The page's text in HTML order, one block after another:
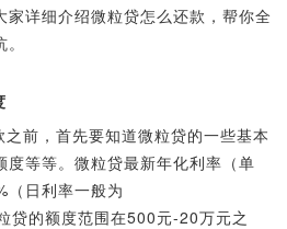
家详细介绍微粒贷怎么还款，帮你全
前，首先要知道微粒贷的一些基本
度等等。微粒贷最新年化利率（单
日利率一般为
的额度范围在500元-20万元之